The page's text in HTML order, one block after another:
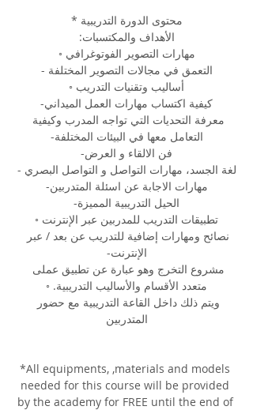
محتوى الدورة التدريبية *
الأهداف والمكتسبات:
مهارات التصوير الفوتوغرافي ◦
التعمق في مجالات التصوير المختلفة -
أساليب وتقنيات التدريب ◦
كيفية اكتساب مهارات العمل الميداني-
معرفة التحديات التي تواجه المدرب وكيفية
التعامل معها في البيئات المختلفة-
فن الالقاء و العرض-
لغة الجسد، مهارات التواصل و التواصل البصري -
مهارات الاجابة عن اسئلة المتدربين-
الحيل التدريبية المميزة-
تطبيقات التدريب للمدربين عبر الإنترنت ◦
نصائح ومهارات إضافية للتدريب عن بعد / عبر
الإنترنت-
مشروع التخرج وهو عبارة عن تطبيق عملى
متعدد الأقسام والأساليب التدريبية. ◦
ويتم ذلك داخل القاعة التدريبية مع حضور
المتدربين
*All equipments, ,materials and models
needed for this course will be provided
by the academy for FREE until the end of